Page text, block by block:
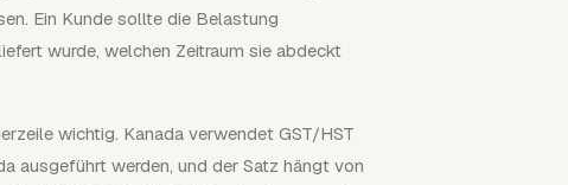
Ein Kunde sollte die Belastung
wurde, welchen Zeitraum sie abdeckt
wichtig. Kanada verwendet GST/HST
ausgeführt werden, und der Satz hängt von